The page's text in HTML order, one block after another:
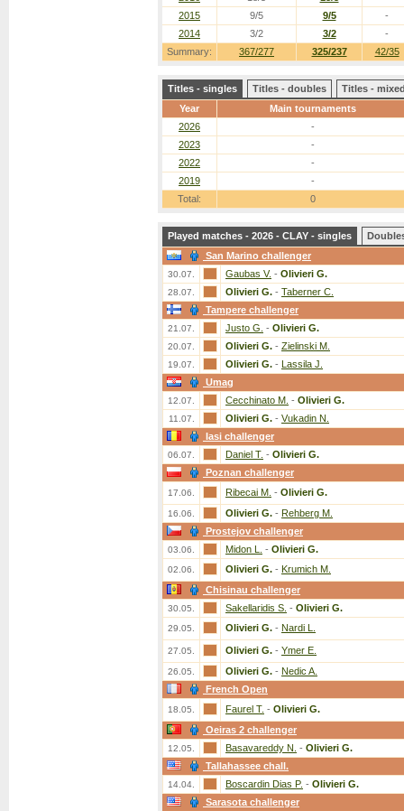
Summary: 367/277 325/237 42/35
2015
9/5 9/5
-
2014
3/2 3/2 -
Titles - singles Titles - doubles
Titles -
Year
Main tournaments
2026
-
2023
-
2022
-
2019
-
Total:
0
Played matches - 2026 - CLAY - singles
San Marino challenger
30.07. Gaubas V. - Olivieri G.
28.07. Olivieri G. - Taberner C.
Tampere challenger
21.07. Justo G. - Olivieri G.
20.07. Olivieri G. - Zielinski M.
19.07. Olivieri G. - Lassila J.
Umag
12.07. Cecchinato M. - Olivieri G.
11.07. Olivieri G. - Vukadin N.
Iasi challenger
06.07. Daniel T. - Olivieri G.
Poznan challenger
17.06. Ribecai M. - Olivieri G.
16.06. Olivieri G. - Rehberg M.
Prostejov challenger
03.06. Midon L. - Olivieri G.
02.06. Olivieri G. - Krumich M.
Chisinau challenger
30.05. Sakellaridis S. - Olivieri G.
29.05. Olivieri G. - Nardi L.
27.05. Olivieri G. - Ymer E.
26.05. Olivieri G. - Nedic A.
French Open
18.05. Faurel T. - Olivieri G.
Oeiras 2 challenger
12.05. Basavareddy N. - Olivieri G.
Tallahassee chall.
14.04. Boscardin Dias P. - Olivieri G.
Sarasota challenger